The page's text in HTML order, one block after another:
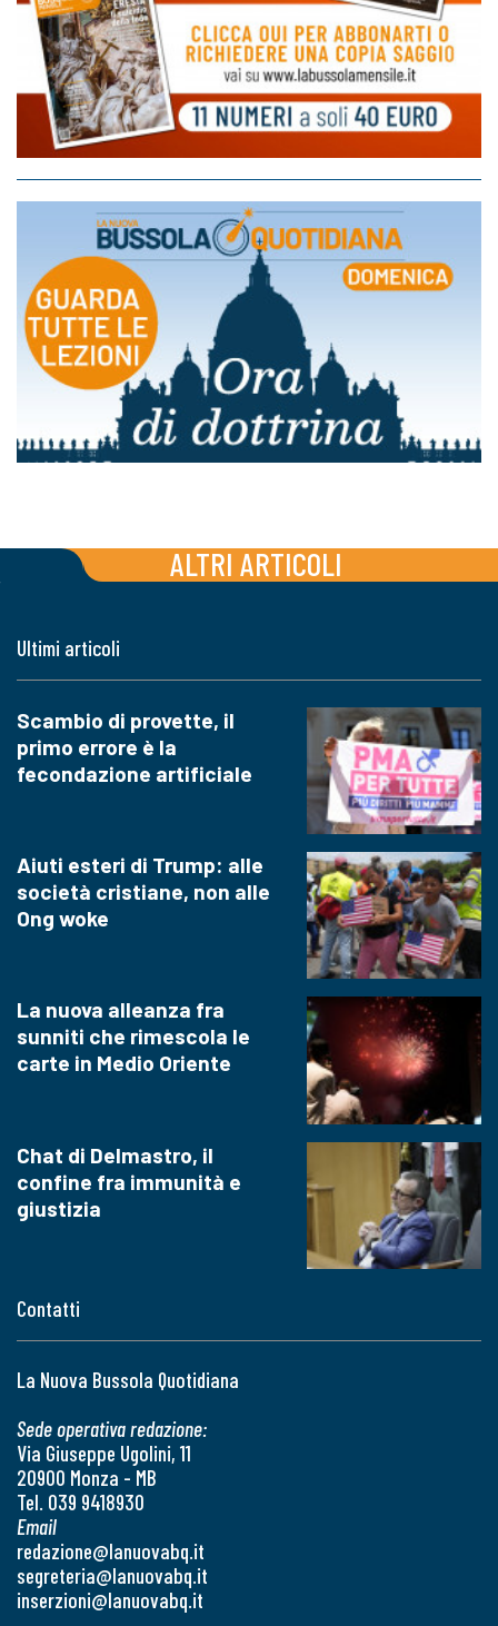
ALTRI ARTICOLI
Contatti
La Nuova Bussola Quotidiana
Sede operativa redazione:
Via Giuseppe Ugolini, 11
20900 Monza - MB
Tel. 039 9418930
Email
redazione@lanuovabq.it
segreteria@lanuovabq.it
inserzioni@lanuovabq.it
Ultimi articoli
Scambio di provette, il
primo errore è la
fecondazione artificiale
Aiuti esteri di Trump: alle
società cristiane, non alle
Ong woke
La nuova alleanza fra
sunniti che rimescola le
carte in Medio Oriente
Chat di Delmastro, il
confine fra immunità e
giustizia